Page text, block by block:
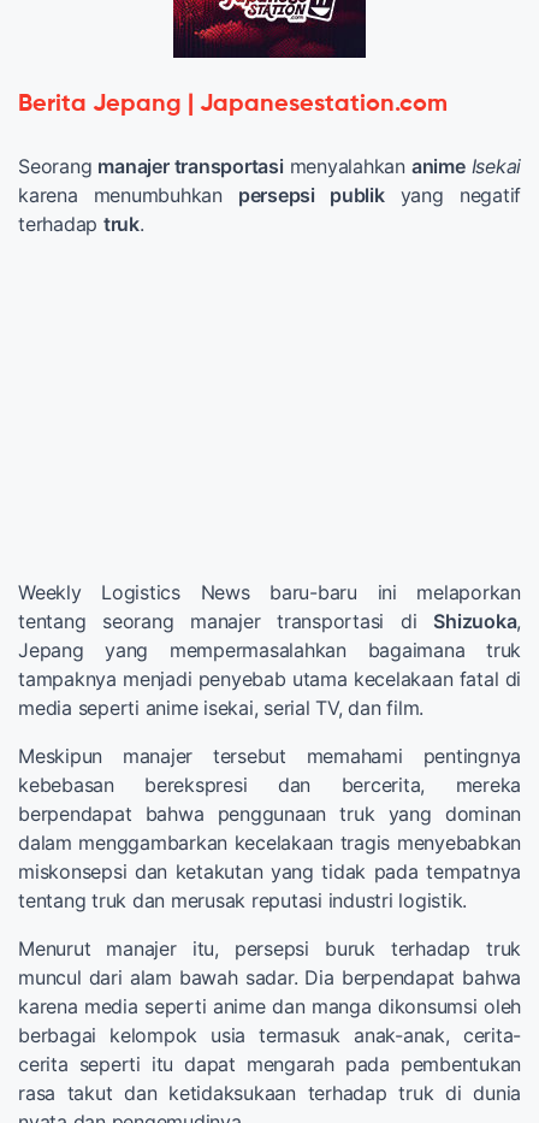
Berita Jepang | Japanesestation.com
Seorang manajer transportasi menyalahkan anime Isekai
karena menumbuhkan persepsi publikyang negatif
terhadap truk.
Weekly Logistics News baru-baru ini melaporkan
tentang seorang manajer transportasi di Shizuoka,
Jepang yang mempermasalahkan bagaimana truk
tampaknya menjadi penyebab utama kecelakaan fatal di
media seperti anime isekai, serial TV, dan film.
Meskipun manajer tersebut memahami pentingnya
kebebasan berekspresi dan bercerita, mereka
berpendapat bahwa penggunaan truk yang dominan
dalam menggambarkan kecelakaan tragis menyebabkan
miskonsepsi dan ketakutan yang tidak pada tempatnya
tentang truk dan merusak reputasi industri logistik.
Menurut manajer itu, persepsi buruk terhadap truk
muncul dari alam bawah sadar. Dia berpendapat bahwa
karena media seperti anime dan manga dikonsumsi oleh
berbagai kelompok usia termasuk anak-anak, cerita-
cerita seperti itu dapat mengarah pada pembentukan
rasa takut dan ketidaksukaan terhadap truk di dunia